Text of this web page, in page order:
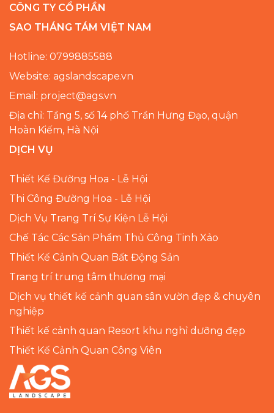
CÔNG TY CỔ PHẦN
SAO THÁNG TÁM VIỆT NAM
Hotline: 0799885588
Website: agslandscape.vn
Email: project@ags.vn
Địa chỉ: Tầng 5, số 14 phố Trần Hưng Đạo, quận
Hoàn Kiếm, Hà Nội
DỊCH VỤ
Thiết Kế Đường Hoa - Lễ Hội
Thi Công Đường Hoa - Lễ Hội
Dịch Vụ Trang Trí Sự Kiện Lễ Hội
Chế Tác Các Sản Phẩm Thủ Công Tinh Xảo
Thiết Kế Cảnh Quan Bất Động Sản
Trang trí trung tâm thương mại
Dịch vụ thiết kế cảnh quan sân vườn đẹp & chuyên
nghiệp
Thiết kế cảnh quan Resort khu nghỉ dưỡng đẹp
Thiết Kế Cảnh Quan Công Viên